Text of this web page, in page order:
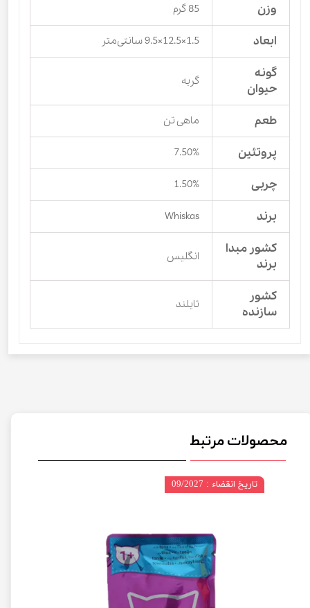
وزن 85 گرم
ابعاد 1.5×12.5×9.5 سانتی‌متر
گونه
حیوان
گربه
طعم ماهی تن
پروتئین 7.50%
چربی 1.50%
برند Whiskas
کشور مبدا
برند
انگلیس
کشور
سازنده
تایلند
محصولات مرتبط
تاریخ انقضاء : 09/2027